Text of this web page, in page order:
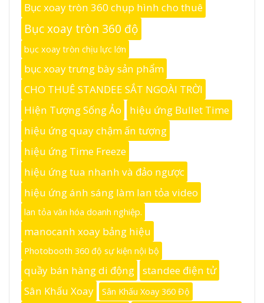
Bục xoay tròn 360 chụp hình cho thuê
Bục xoay tròn 360 độ
bục xoay tròn chịu lực lớn
bục xoay trưng bày sản phẩm
CHO THUÊ STANDEE SẮT NGOÀI TRỜI
Hiện Tượng Sống Ảo
hiệu ứng Bullet Time
hiệu ứng quay chậm ấn tượng
hiệu ứng Time Freeze
hiệu ứng tua nhanh và đảo ngược
hiệu ứng ánh sáng làm lan tỏa video
lan tỏa văn hóa doanh nghiệp.
manocanh xoay bảng hiệu
Photobooth 360 độ sự kiện nội bộ
quầy bán hàng di động
standee điện tử
Sân Khấu Xoay
Sân Khấu Xoay 360 Độ